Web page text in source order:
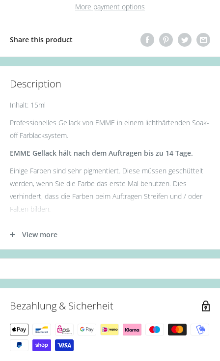
More payment options
Share this product
Description
Inhalt: 15ml
Professionelles Gellack von EMME in einem lichthärtenden Soak-
off Farblacksystem.
EMME Gellack hält nach dem Auftragen bis zu 14 Tage.
Einige Farben sind sehr pigmentiert. Diese müssen geschüttelt
werden, wenn Sie die Farbe das erste Mal benutzen. Dies
verhindert, dass die Farben beim Auftragen Streifen und / oder
Falten bilden.
36W UV Lampe für 60s oder 12W LED Lampe für 30s.)
(Aushärtung: 36W UV Lampe für 90s oder 12W LED Lampe für
Lampe für 90s oder 12W LED Lampe für 60s.)
View more
Bezahlung & Sicherheit